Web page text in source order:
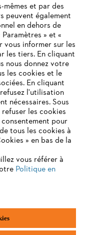
Sint-Amands,
ne prenons plus
notre site ne
utilisation
de passer à
chrome
et par des
peuvent également
en dehors de
» et «
vous informer sur les
les tiers. En cliquant
nous donnez votre
les cookies et le
En cliquant
l'utilisation
nécessaires. Sous
les cookies
pour
tous les cookies à
» en bas de la
vous référer à
Politique en